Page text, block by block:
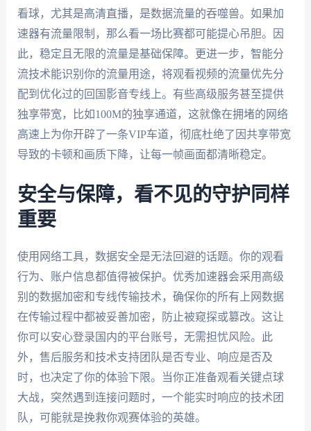
看球，尤其是高清直播，是数据流量的吞噬兽。如果加
速器有流量限制，那么看一场比赛都可能提心吊胆。因
此，稳定且无限的流量是基础保障。更进一步，智能分
流技术能识别你的流量用途，将观看视频的流量优先分
配到优化过的回国影音专线上。有些高级服务甚至提供
独享带宽，比如100M的独享通道，这就像在拥堵的网络
高速上为你开辟了一条VIP车道，彻底杜绝了因共享带宽
导致的卡顿和画质下降，让每一帧画面都清晰稳定。
安全与保障，看不见的守护同样
重要
使用网络工具，数据安全是无法回避的话题。你的观看
行为、账户信息都值得被保护。优秀加速器会采用高级
别的数据加密和专线传输技术，确保你的所有上网数据
在传输过程中都被妥善加密，防止被窥探或篡改。这让
你可以安心登录国内的平台账号，无需担忧风险。此
外，售后服务和技术支持团队是否专业、响应是否及
时，也决定了你的体验下限。当你正准备观看关键点球
大战，突然遇到连接问题时，一个能实时响应的技术团
队，可能就是挽救你观赛体验的英雄。